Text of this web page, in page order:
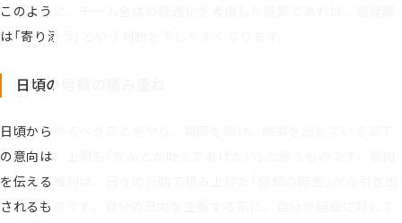
このように、チーム全体の最適化を考慮した提案であれば、管理職
は「寄り添う」という判断を下しやすくなります。
日頃の信頼の積み重ね
日頃からやるべきことをやり、周囲を助け、成果を出している部下
の意向は、上司も「なんとか叶えてあげたい」と思うものです。意向
を伝える権利は、日々の行動で積み上げた「信頼の貯金」から引き出
されるものです。自分の意向を主張する前に、自分が組織に対して